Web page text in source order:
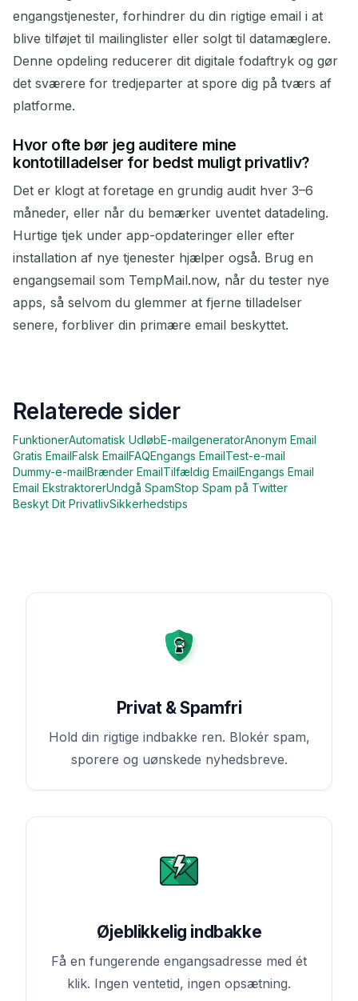
engangstjenester, forhindrer du din rigtige email i at
blive tilføjet til mailinglister eller solgt til datamæglere.
Denne opdeling reducerer dit digitale fodaftryk og gør
det sværere for tredjeparter at spore dig på tværs af
platforme.
Hvor ofte bør jeg auditere mine
kontotilladelser for bedst muligt privatliv?
Det er klogt at foretage en grundig audit hver 3–6
måneder, eller når du bemærker uventet datadeling.
Hurtige tjek under app-opdateringer eller efter
installation af nye tjenester hjælper også. Brug en
engangsemail som TempMail.now, når du tester nye
apps, så selvom du glemmer at fjerne tilladelser
senere, forbliver din primære email beskyttet.
Relaterede sider
FunktionerAutomatisk UdløbE-mailgeneratorAnonym Email
Gratis EmailFalsk EmailFAQEngangs EmailTest-e-mail
Dummy-e-mailBrænder EmailTilfældig EmailEngangs Email
Email EkstraktorerUndgå SpamStop Spam på Twitter
Beskyt Dit PrivatlivSikkerhedstips
Privat & Spamfri
Hold din rigtige indbakke ren. Blokér spam,
sporere og uønskede nyhedsbreve.
Øjeblikkelig indbakke
Få en fungerende engangsadresse med ét
klik. Ingen ventetid, ingen opsætning.